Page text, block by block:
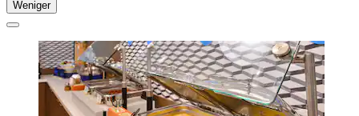
Weniger